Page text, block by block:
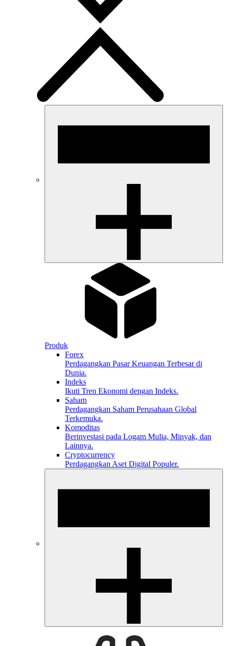
Produk
Forex
Perdagangkan Pasar Keuangan Terbesar di
Dunia.
Indeks
Ikuti Tren Ekonomi dengan Indeks.
Saham
Perdagangkan Saham Perusahaan Global
Terkemuka.
Komoditas
Berinvestasi pada Logam Mulia, Minyak, dan
Lainnya.
Cryptocurrency
Perdagangkan Aset Digital Populer.